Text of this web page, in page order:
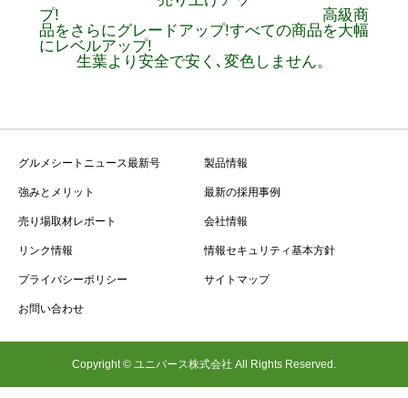
プ! 高級商
品をさらにグレードアップ!すべての商品を大幅
にレベルアップ!
生葉より安全で安く､変色しません。
グルメシートニュース最新号 製品情報
強みとメリット 最新の採用事例
売り場取材レポート 会社情報
リンク情報 情報セキュリティ基本方針
プライバシーポリシー サイトマップ
お問い合わせ
Copyright © ユニバース株式会社 All Rights Reserved.